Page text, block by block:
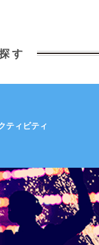
す
ティビティ